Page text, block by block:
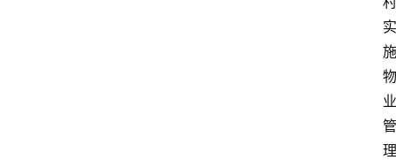
实
施
物
业
管
理